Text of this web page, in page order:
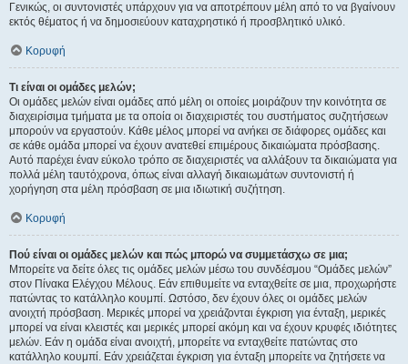
Γενικώς, οι συντονιστές υπάρχουν για να αποτρέπουν μέλη από το να βγαίνουν
εκτός θέματος ή να δημοσιεύουν καταχρηστικό ή προσβλητικό υλικό.
Κορυφή
Τι είναι οι ομάδες μελών;
Οι ομάδες μελών είναι ομάδες από μέλη οι οποίες μοιράζουν την κοινότητα σε
διαχειρίσιμα τμήματα με τα οποία οι διαχειριστές του συστήματος συζητήσεων
μπορούν να εργαστούν. Κάθε μέλος μπορεί να ανήκει σε διάφορες ομάδες και
σε κάθε ομάδα μπορεί να έχουν ανατεθεί επιμέρους δικαιώματα πρόσβασης.
Αυτό παρέχει έναν εύκολο τρόπο σε διαχειριστές να αλλάξουν τα δικαιώματα για
πολλά μέλη ταυτόχρονα, όπως είναι αλλαγή δικαιωμάτων συντονιστή ή
χορήγηση στα μέλη πρόσβαση σε μια ιδιωτική συζήτηση.
Κορυφή
Πού είναι οι ομάδες μελών και πώς μπορώ να συμμετάσχω σε μια;
Μπορείτε να δείτε όλες τις ομάδες μελών μέσω του συνδέσμου “Ομάδες μελών”
στον Πίνακα Ελέγχου Μέλους. Εάν επιθυμείτε να ενταχθείτε σε μια, προχωρήστε
πατώντας το κατάλληλο κουμπί. Ωστόσο, δεν έχουν όλες οι ομάδες μελών
ανοιχτή πρόσβαση. Μερικές μπορεί να χρειάζονται έγκριση για ένταξη, μερικές
μπορεί να είναι κλειστές και μερικές μπορεί ακόμη και να έχουν κρυφές ιδιότητες
μελών. Εάν η ομάδα είναι ανοιχτή, μπορείτε να ενταχθείτε πατώντας στο
κατάλληλο κουμπί. Εάν χρειάζεται έγκριση για ένταξη μπορείτε να ζητήσετε να